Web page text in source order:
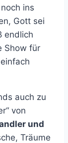
ins
Gott sei
endlich
Show für
auch zu
von
und
Träume